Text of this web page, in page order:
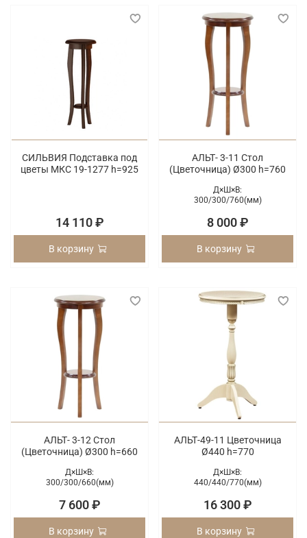
СИЛЬВИЯ Подставка под
цветы МКС 19-1277 h=925
14 110 ₽
В корзину
АЛЬТ- 3-11 Стол
(Цветочница) Ø300 h=760
Д×Ш×В:
300/300/760(мм)
8 000 ₽
В корзину
АЛЬТ- 3-12 Стол
(Цветочница) Ø300 h=660
Д×Ш×В:
300/300/660(мм)
7 600 ₽
В корзину
АЛЬТ-49-11 Цветочница
Ø440 h=770
Д×Ш×В:
440/440/770(мм)
16 300 ₽
В корзину